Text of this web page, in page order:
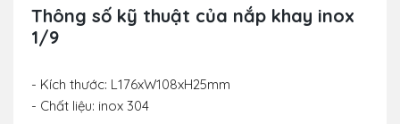
Thông số kỹ thuật của nắp khay inox
1/9
- Kích thước: L176xW108xH25mm
- Chất liệu: inox 304